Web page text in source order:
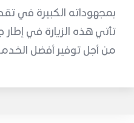
بمجهوداته الكبيرة في
تأتي هذه الزيارة في
من أجل توفير أفضل